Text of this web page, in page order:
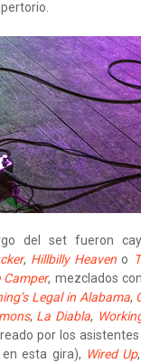
del set fueron
, Hillbilly Heaven o
, mezclados
Legal in Alabama,
, La Diabla,
por los
esta gira), Wired Up,